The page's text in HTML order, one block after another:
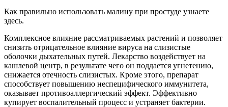
Как правильно использовать малину при простуде узнаете
здесь.
Комплексное влияние рассматриваемых растений и позволяет
снизить отрицательное влияние вируса на слизистые
оболочки дыхательных путей. Лекарство воздействует на
кашлевой центр, в результате чего он поддается угнетению,
снижается отечность слизистых. Кроме этого, препарат
способствует повышению неспецифического иммунитета,
оказывает противоаллергический эффект. Эффективно
купирует воспалительный процесс и устраняет бактерии.